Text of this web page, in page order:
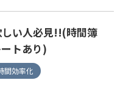
い人必見!!(時間簿
トあり)
間効率化